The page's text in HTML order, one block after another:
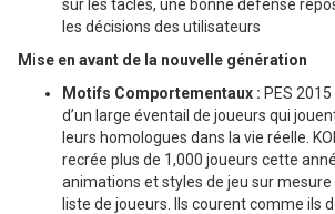
sur les tacles, une bonne défense
les décisions des utilisateurs
Mise en avant de la nouvelle génération
Motifs Comportementaux : PES
d’un large éventail de joueurs qui
leurs homologues dans la vie réelle.
recrée plus de 1,000 joueurs cette
animations et styles de jeu sur
liste de joueurs. Ils courent comme ils